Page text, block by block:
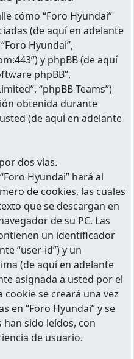
cómo “Foro Hyundai”
(de aquí en adelante
Hyundai”,
y phpBB (de aquí
phpBB”,
“phpBB Teams”)
obtenida durante
(de aquí en adelante
dos vías.
Hyundai” hará al
de cookies, las cuales
que se descargan en
de su PC. Las
un identificador
“user-id”) y un
(de aquí en adelante
asignada a usted por el
se creará una vez
en “Foro Hyundai” y se
sido leídos, con
de usuario.